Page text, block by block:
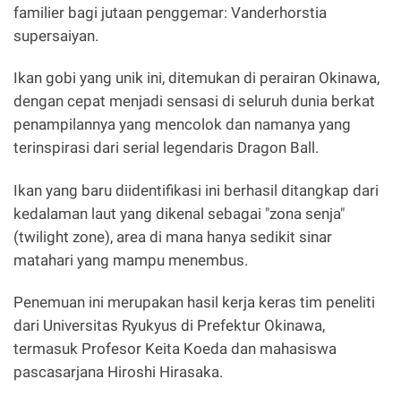
familier bagi jutaan penggemar: Vanderhorstia
supersaiyan.
Ikan gobi yang unik ini, ditemukan di perairan Okinawa,
dengan cepat menjadi sensasi di seluruh dunia berkat
penampilannya yang mencolok dan namanya yang
terinspirasi dari serial legendaris Dragon Ball.
Ikan yang baru diidentifikasi ini berhasil ditangkap dari
kedalaman laut yang dikenal sebagai "zona senja"
(twilight zone), area di mana hanya sedikit sinar
matahari yang mampu menembus.
Penemuan ini merupakan hasil kerja keras tim peneliti
dari Universitas Ryukyus di Prefektur Okinawa,
termasuk Profesor Keita Koeda dan mahasiswa
pascasarjana Hiroshi Hirasaka.